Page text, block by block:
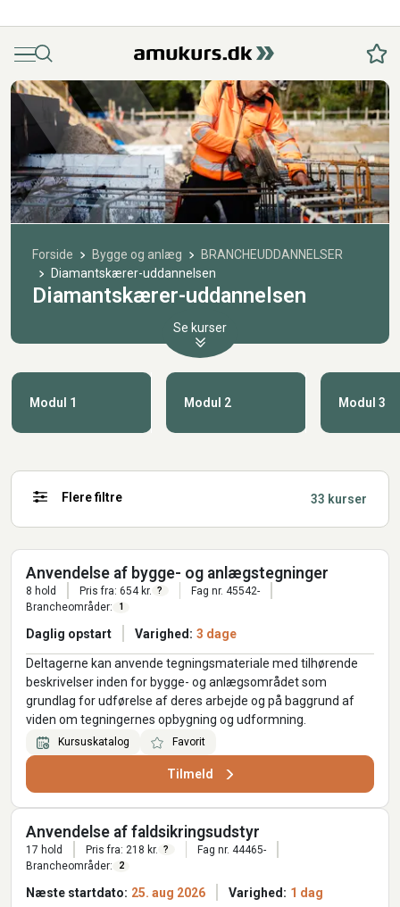
MenuSøg
Forside Bygge og anlæg
BRANCHEUDDANNELSER
Diamantskærer-uddannelsen
Diamantskærer-uddannelsen
Se kurser
Modul 1 Modul 2 Modul 3
Flere filtre 33 kurser
Anvendelse af bygge- og anlægstegninger
8 hold Pris fra: 654 kr. ?
Fag nr. 45542-
Brancheområder:
1
Daglig opstart Varighed: 3 dage
Deltagerne kan anvende tegningsmateriale med tilhørende
beskrivelser inden for bygge- og anlægsområdet som
grundlag for udførelse af deres arbejde og på baggrund af
viden om tegningernes opbygning og udformning.
Kursuskatalog Favorit
Tilmeld
Anvendelse af faldsikringsudstyr
17 hold Pris fra: 218 kr. ?
Fag nr. 44465-
Brancheområder:
2
Næste startdato: 25. aug 2026 Varighed: 1 dag